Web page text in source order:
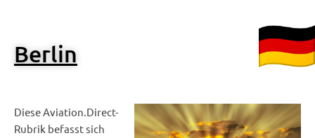
Berlin
Diese Aviation.Direct-
Rubrik befasst sich